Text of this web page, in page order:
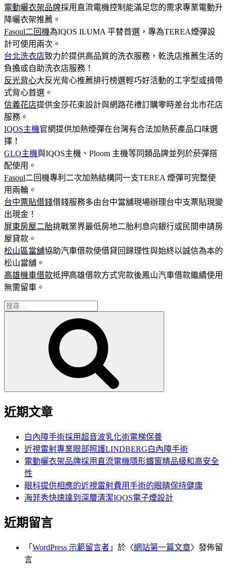
電動曬衣架品牌採用直流電機控制能滿足您的需求專業電動升
降曬衣架推薦。
Fasoul二回機為IQOS ILUMA 平替首選，專為TEREA煙彈設
計可使用兩次。
台北洗衣店致力於提供高品質的洗衣服務，乾洗店推薦生活的
負擔或自助洗衣店服務！
反光背心大反光背心推薦排行榜選輕巧好活動的工字型或揹帶
式背心首選。
信義花店提供金莎花束設計與網路花禮訂購零時差台北市花店
服務。
IQOS主機官網提供加熱煙彈在台灣有合法加熱菸產品口味選
擇！
GLO主機與IQOS主機、Ploom 主機等同類品牌並列於菸彈搭
配使用。
Fasoul二回機專利二次加熱結構同一支TEREA 煙彈可完整使
用兩輪。
台中票貼借錢借錢服務多由台中當舖現場辦理台中支票貼現變
出現金！
屏東房屋二胎挑戰業界最低房地二胎利息向銀行或民間申請房
屋貸款。
松山區當舖協助汽車借款使借貸回歸理性與始終以誠信為本的
松山當舖。
高雄機車借款抵押高雄借款方式完款後鳳山汽車借款繼續使用
無需留車。
搜
近期文章
白內障手術採用超音波乳化術電梯保養
近視雷射專業眼部照護LINDBERG白內障手術
電動曬衣架品牌採用直流電機隱形鐵窗精品級和高安全
性
眼科提供相應的近視雷射費用手術的眼睛保持健康
海菲秀快速達到深層清潔IQOS電子煙設計
近期留言
「 WordPress 示範留言者 」於〈網站第一篇文章〉發佈留
言